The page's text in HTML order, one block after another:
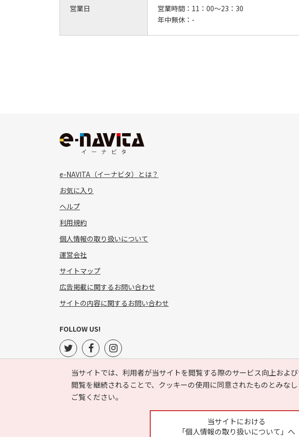
営業日 営業時間： 11：00～23：30
年中無休： -
当サイトでは、利用者が当サイトを閲覧する際のサービス向上およ
閲覧を継続されることで、クッキーの使用に同意されたものとみなし
ご覧ください。
当サイトにおける
「個人情報の取り扱いについて」へ
e-NAVITA（イーナビタ）とは？
お気に入り
ヘルプ
利用規約
個人情報の取り扱いについて
運営会社
サイトマップ
広告掲載に関するお問い合わせ
サイトの内容に関するお問い合わせ
FOLLOW US!
Copyright ©